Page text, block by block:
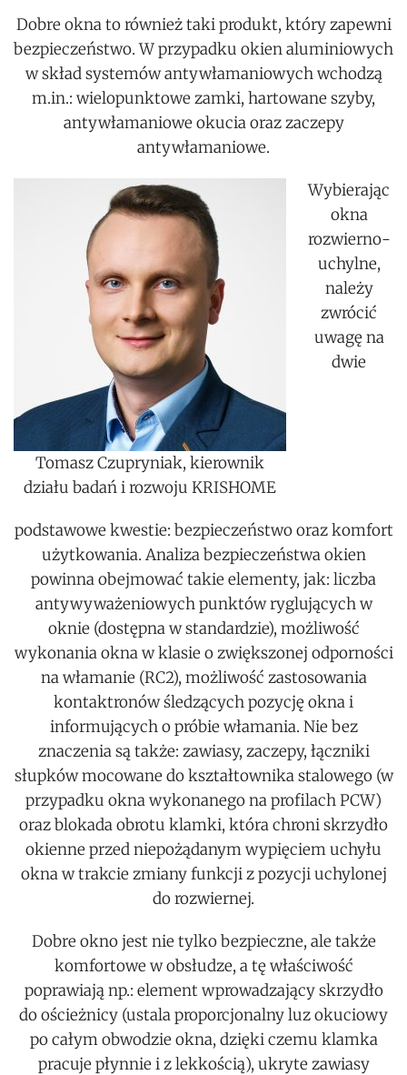
Dobre okna to również taki produkt, który zapewni
bezpieczeństwo. W przypadku okien aluminiowych
w skład systemów antywłamaniowych wchodzą
m.in.: wielopunktowe zamki, hartowane szyby,
antywłamaniowe okucia oraz zaczepy
antywłamaniowe.
Tomasz Czupryniak, kierownik
działu badań i rozwoju KRISHOME
Wybierając
okna
rozwierno-
uchylne,
należy
zwrócić
uwagę na
dwie
podstawowe kwestie: bezpieczeństwo oraz komfort
użytkowania. Analiza bezpieczeństwa okien
powinna obejmować takie elementy, jak: liczba
antywyważeniowych punktów ryglujących w
oknie (dostępna w standardzie), możliwość
wykonania okna w klasie o zwiększonej odporności
na włamanie (RC2), możliwość zastosowania
kontaktronów śledzących pozycję okna i
informujących o próbie włamania. Nie bez
znaczenia są także: zawiasy, zaczepy, łączniki
słupków mocowane do kształtownika stalowego (w
przypadku okna wykonanego na profilach PCW)
oraz blokada obrotu klamki, która chroni skrzydło
okienne przed niepożądanym wypięciem uchyłu
okna w trakcie zmiany funkcji z pozycji uchylonej
do rozwiernej.
Dobre okno jest nie tylko bezpieczne, ale także
komfortowe w obsłudze, a tę właściwość
poprawiają np.: element wprowadzający skrzydło
do ościeżnicy (ustala proporcjonalny luz okuciowy
po całym obwodzie okna, dzięki czemu klamka
pracuje płynnie i z lekkością), ukryte zawiasy